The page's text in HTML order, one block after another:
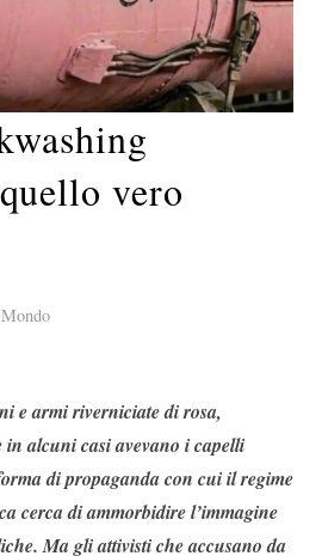
vero
Mondo
e armi riverniciate di rosa,
in alcuni casi avevano i capelli
di propaganda con cui il regime
cerca di ammorbidire l’immagine
Ma gli attivisti che accusano da